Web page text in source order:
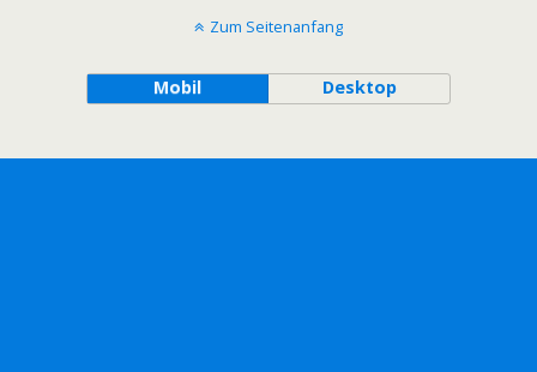
Zum Seitenanfang
Mobil Desktop